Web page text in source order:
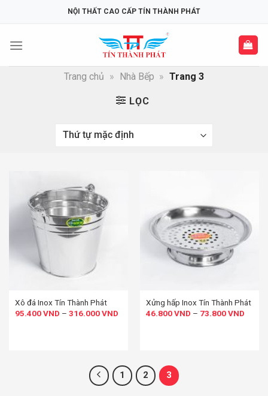
NỘI THẤT CAO CẤP TÍN THÀNH PHÁT
Trang chủ » Nhà Bếp » Trang 3
LỌC
Xô đá Inox Tín Thành Phát
95.400VND – 316.000VND
Xửng hấp Inox Tín Thành Phát
46.800VND – 73.800VND
1 2 3